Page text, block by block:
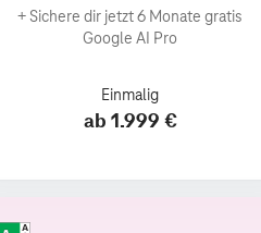
+Sichere dir jetzt 6 Monate gratis
Google AI Pro
Einmalig
ab 1.999 €